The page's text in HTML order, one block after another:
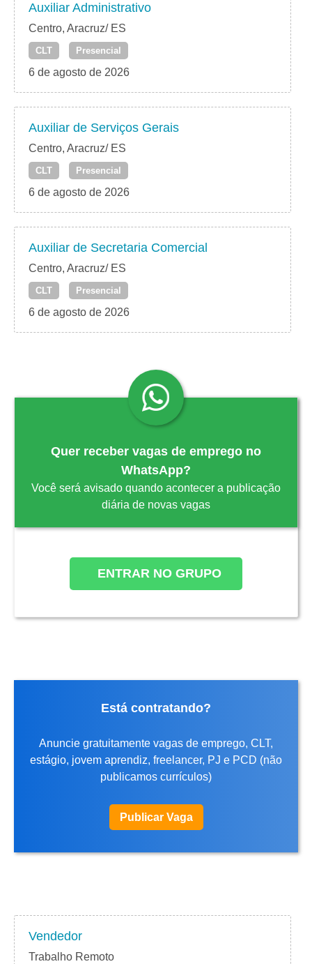
Auxiliar Administrativo
Centro, Aracruz/ ES
CLT Presencial
6 de agosto de 2026
Auxiliar de Serviços Gerais
Centro, Aracruz/ ES
CLT Presencial
6 de agosto de 2026
Auxiliar de Secretaria Comercial
Centro, Aracruz/ ES
CLT Presencial
6 de agosto de 2026
Quer receber vagas de emprego no
WhatsApp?
Você será avisado quando acontecer a publicação
diária de novas vagas
ENTRAR NO GRUPO
Está contratando?
Anuncie gratuitamente vagas de emprego, CLT,
estágio, jovem aprendiz, freelancer, PJ e PCD (não
publicamos currículos)
Publicar Vaga
Vendedor
Trabalho Remoto